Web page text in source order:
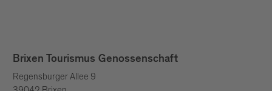
Brixen Tourismus Genossenschaft
Regensburger Allee 9